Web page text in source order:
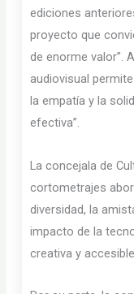
ediciones
proyecto que
de enorme valor”.
audiovisual
la empatía y la
efectiva”.
La concejala de
cortometrajes
diversidad, la
impacto de la
creativa y